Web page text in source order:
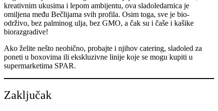
kreativnim ukusima i lepom ambijentu, ova sladoledarnica je
omiljena među Bečlijama svih profila. Osim toga, sve je bio-
održivo, bez palminog ulja, bez GMO, a čak su i čaše i kašike
biorazgradive!
Ako želite nešto neobično, probajte i njihov catering, sladoled za
poneti u boxovima ili ekskluzivne linije koje se mogu kupiti u
supermarketima SPAR.
Zaključak